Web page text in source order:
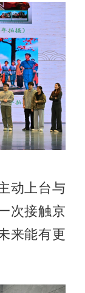
动上台与
次接触京
来能有更